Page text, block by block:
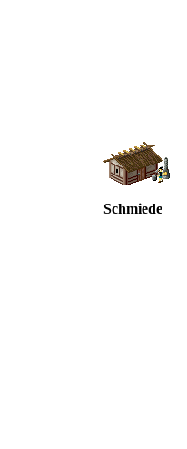
Schmiede